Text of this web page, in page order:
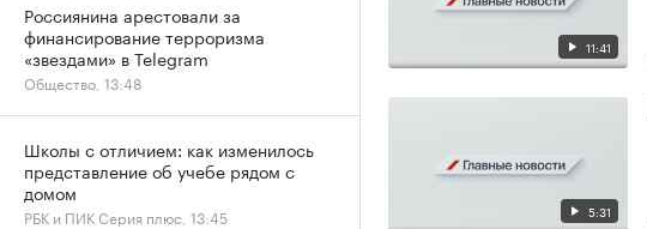
11:41
5:31
Россиянина арестовали за
финансирование терроризма
«звездами» в Telegram
Общество, 13:48
Школы с отличием: как изменилось
представление об учебе рядом с
домом
РБК и ПИК Серия плюс, 13:45